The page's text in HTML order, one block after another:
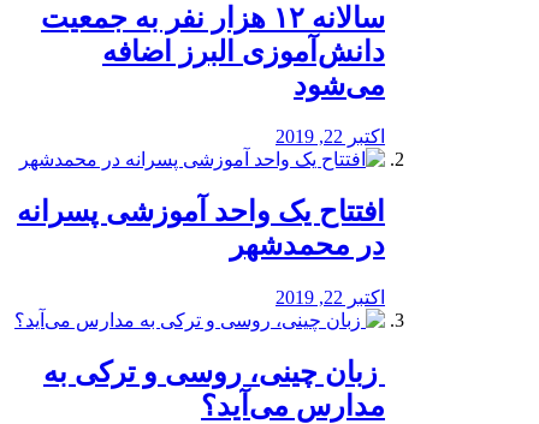
️سالانه ۱۲ هزار نفر به جمعیت
دانش‌آموزی البرز اضافه
می‌شود
اکتبر 22, 2019
افتتاح یک واحد آموزشی پسرانه
در محمدشهر
اکتبر 22, 2019
️ زبان چینی، روسی و ترکی به
مدارس می‌آید؟